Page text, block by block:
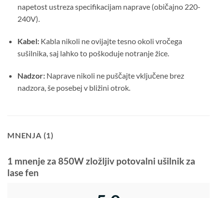
napetost ustreza specifikacijam naprave (običajno 220-
240V).
Kabel:Kabla nikoli ne ovijajte tesno okoli vročega
sušilnika, saj lahko to poškoduje notranje žice.
Nadzor:Naprave nikoli ne puščajte vključene brez
nadzora, še posebej v bližini otrok.
MNENJA (1)
1 mnenje za 850W zložljiv potovalni ušilnik za
lase fen